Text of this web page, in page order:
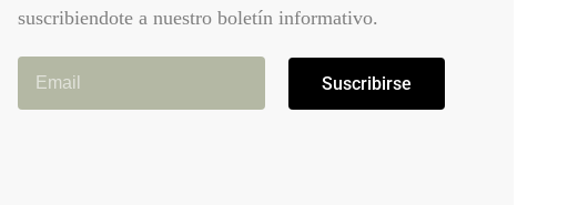
suscribiendote a nuestro boletín informativo.
Suscribirse